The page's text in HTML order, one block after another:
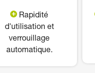
Rapidité
d'utilisation et
verrouillage
automatique.